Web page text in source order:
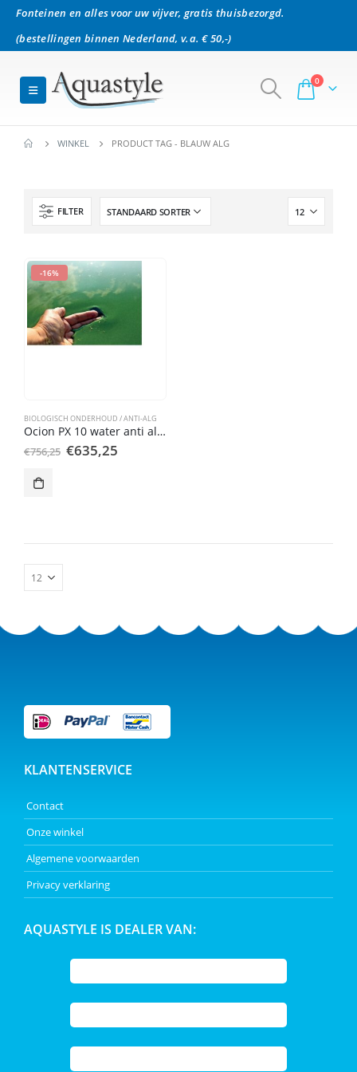
Fonteinen en alles voor uw vijver, gratis thuisbezorgd.
(bestellingen binnen Nederland, v.a. € 50,-)
0
WINKEL PRODUCT TAG - BLAUW ALG
FILTER
-16%
BIOLOGISCH ONDERHOUD / ANTI-ALG
Ocion PX 10 water anti alg 20 liter
€756,25 Oorspronkelijke
prijs
€635,25Huidige
KLANTENSERVICE
Contact
Onze winkel
Algemene voorwaarden
Privacy verklaring
AQUASTYLE IS DEALER VAN: